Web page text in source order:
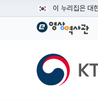
이 누리집은 대
공식 누리집 주
이밖에 or.kr 또
운영중인 공식
KTV국민방송